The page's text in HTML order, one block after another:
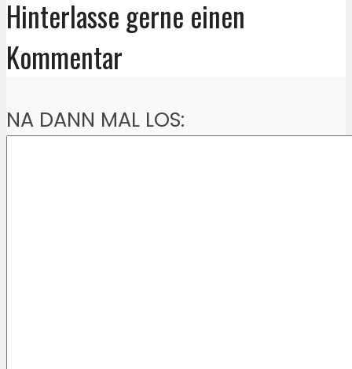
Hinterlasse gerne einen
Kommentar
NA DANN MAL LOS: